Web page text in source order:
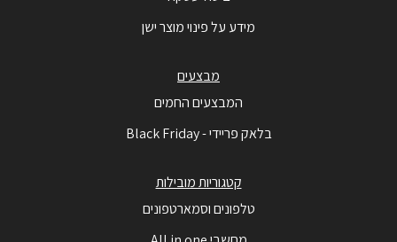
מידע על פינוי מוצר ישן
מבצעים
המבצעים החמים
בלאק פריידי - Black Friday
קטגוריות מובילות
טלפונים וסמארטפונים